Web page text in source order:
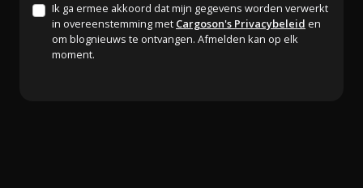
Ik ga ermee akkoord dat mijn gegevens worden verwerkt
in overeenstemming met Cargoson's Privacybeleid en
om blognieuws te ontvangen. Afmelden kan op elk
moment.